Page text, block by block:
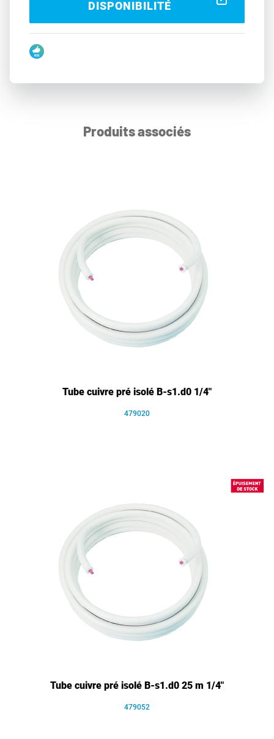
DISPONIBILITÉ
Produits associés
Tube cuivre pré isolé B-s1.d0 1/4"
479020
Tube cuivre pré isolé B-s1.d0 25 m 1/4"
479052